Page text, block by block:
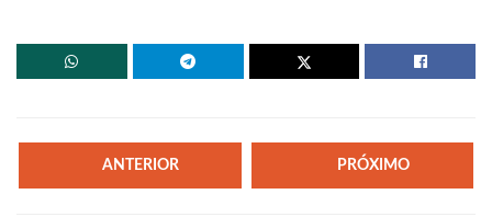
ANTERIOR PRÓXIMO